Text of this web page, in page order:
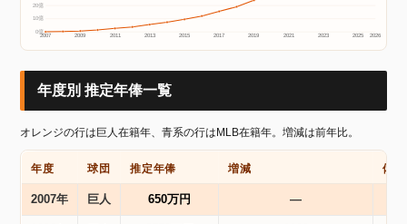
0億
10億
20億
2007 2009 2011 2013 2015 2017 2019 2021 2023 2025 2026
年度別 推定年俸一覧
オレンジの行は巨人在籍年、青系の行はMLB在籍年。増減は前年比。
年度 球団 推定年俸 増減 備考
2007年 巨人 650万円 ―